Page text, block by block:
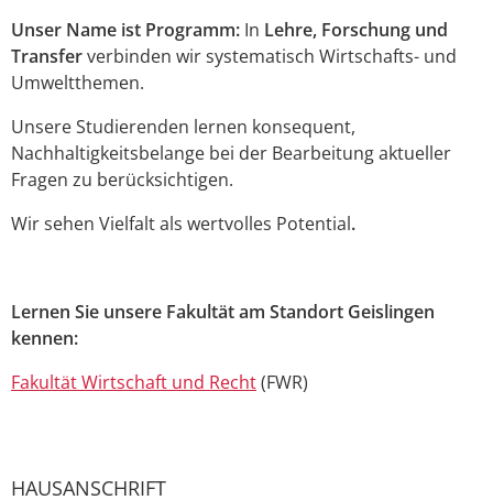
Unser Name ist Programm: In Lehre, Forschung und
Transferverbinden wir systematisch Wirtschafts- und
Umweltthemen.
Unsere Studierenden lernen konsequent,
Nachhaltigkeitsbelange bei der Bearbeitung aktueller
Fragen zu berücksichtigen.
Wir sehen Vielfalt als wertvolles Potential.
Lernen Sie unsere Fakultät am Standort Geislingen
kennen:
Fakultät Wirtschaft und Recht(FWR)
HAUSANSCHRIFT